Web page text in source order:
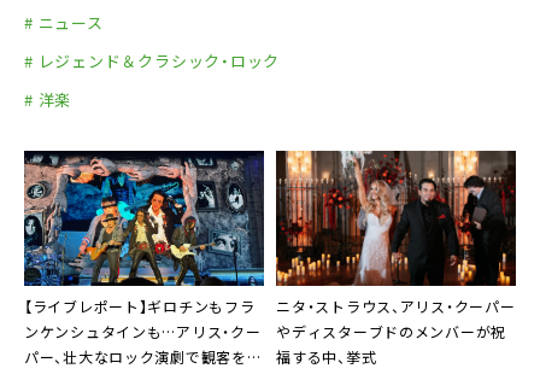
# ニュース
# レジェンド＆クラシック・ロック
# 洋楽
【ライブレポート】ギロチンもフラ
ンケンシュタインも…アリス・クー
パー、壮大なロック演劇で観客を異
ニタ・ストラウス、アリス・クーパー
やディスターブドのメンバーが祝
福する中、挙式